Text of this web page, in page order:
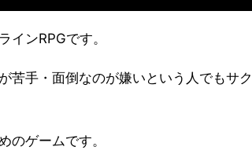
インRPGです。
苦手・面倒なのが嫌いという人でもサク
のゲームです。